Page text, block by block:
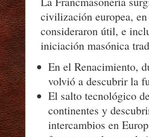
civilización europea,
consideraron útil, e
iniciación masónica
En el Renacimiento,
volvió a descubrir la
El salto tecnológico
continentes y
intercambios en